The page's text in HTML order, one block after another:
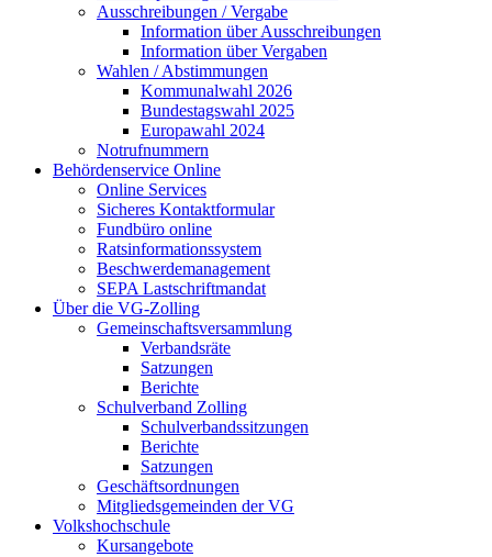
Ausschreibungen / Vergabe
Information über Ausschreibungen
Information über Vergaben
Wahlen / Abstimmungen
Kommunalwahl 2026
Bundestagswahl 2025
Europawahl 2024
Notrufnummern
Behördenservice Online
Online Services
Sicheres Kontaktformular
Fundbüro online
Ratsinformationssystem
Beschwerdemanagement
SEPA Lastschriftmandat
Über die VG-Zolling
Gemeinschaftsversammlung
Verbandsräte
Satzungen
Berichte
Schulverband Zolling
Schulverbandssitzungen
Berichte
Satzungen
Geschäftsordnungen
Mitgliedsgemeinden der VG
Volkshochschule
Kursangebote